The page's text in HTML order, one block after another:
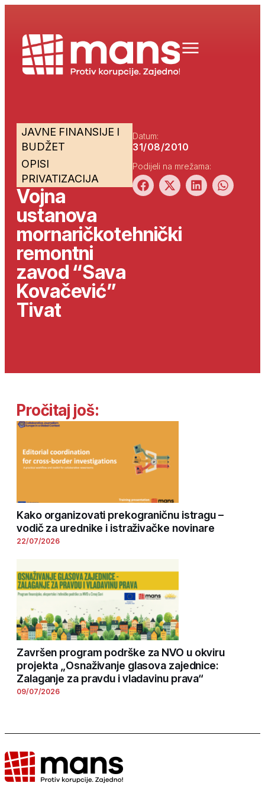
JAVNE FINANSIJE I
BUDŽET
OPISI
PRIVATIZACIJA
Vojna
ustanova
mornaričkotehnički
remontni
zavod “Sava
Kovačević”
Tivat
Datum:
31/08/2010
Podijeli na mrežama:
Pročitaj još:
Kako organizovati prekograničnu istragu –
vodič za urednike i istraživačke novinare
22/07/2026
Završen program podrške za NVO u okviru
projekta „Osnaživanje glasova zajednice:
Zalaganje za pravdu i vladavinu prava“
09/07/2026